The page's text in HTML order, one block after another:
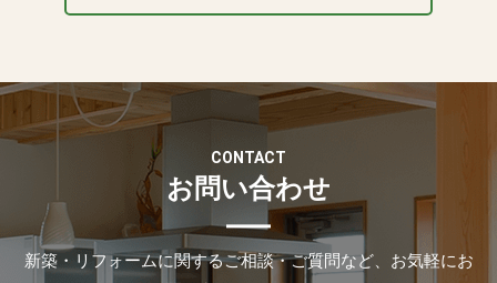
CONTACT
お問い合わせ
新築・リフォームに関するご相談・ご質問など、お気軽にお